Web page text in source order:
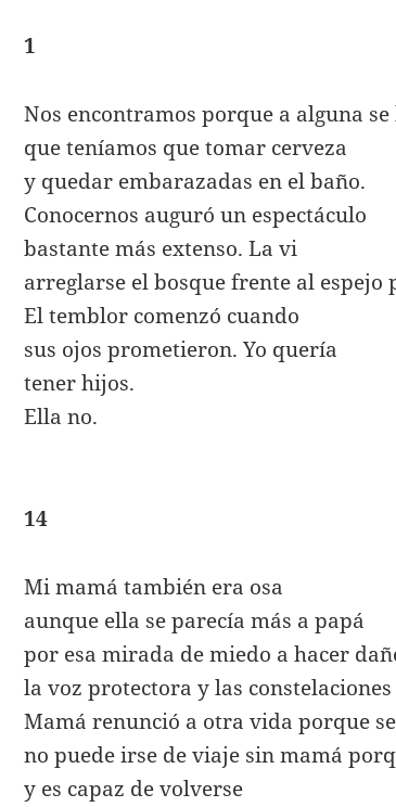
1
Nos encontramos porque a alguna
que teníamos que tomar cerveza
y quedar embarazadas en el baño.
Conocernos auguró un espectáculo
bastante más extenso. La vi
arreglarse el bosque frente al espejo
El temblor comenzó cuando
sus ojos prometieron. Yo quería
tener hijos.
Ella no.
14
Mi mamá también era osa
aunque ella se parecía más a papá
por esa mirada de miedo a hacer
la voz protectora y las
Mamá renunció a otra vida porque
no puede irse de viaje sin mamá
y es capaz de volverse